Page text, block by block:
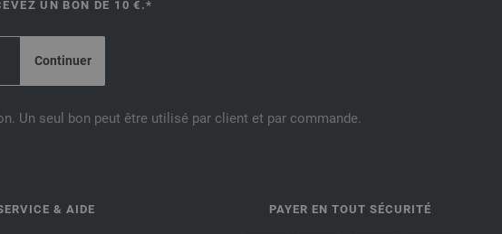
UN BON DE 10 €.*
Un seul bon peut être utilisé par client et par commande.
& AIDE PAYER EN TOUT SÉCURITÉ